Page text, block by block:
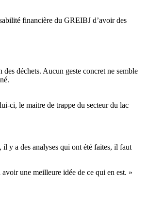
financière du GREIBJ d’avoir des
déchets. Aucun geste concret ne semble
ci, le maitre de trappe du secteur du lac
y a des analyses qui ont été faites, il faut
une meilleure idée de ce qui en est. »